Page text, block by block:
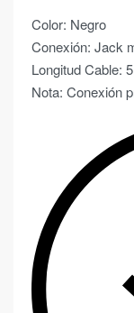
Color: Negro
Conexión: Jack
Longitud Cable:
Nota: Conexión